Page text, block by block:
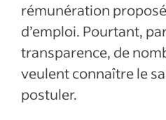
rémunération
d’emploi. Pourtant,
transparence, de
veulent connaître le
postuler.